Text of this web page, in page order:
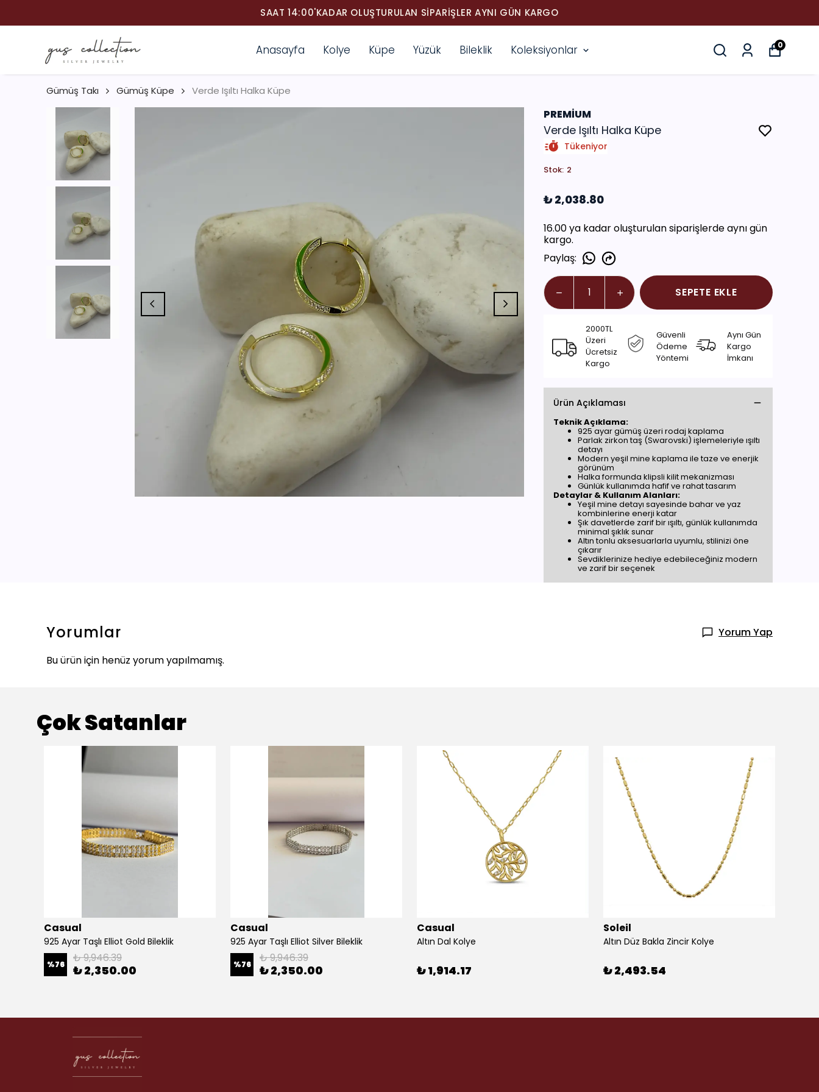
SAAT 14:00'KADAR OLUŞTURULAN SIPARIŞLER AYNI GÜN KARGO
Anasayfa Kolye Küpe Yüzük Bileklik Koleksiyonlar 0
Gümüş Takı Gümüş Küpe Verde Işıltı Halka Küpe
PREMİUM
Verde Işıltı Halka Küpe
Tükeniyor
Stok: 2
₺ 2,038.80
16.00 ya kadar oluşturulan siparişlerde aynı gün
kargo.
Paylaş:
SEPETE EKLE
2000TL
Üzeri
Ücretsiz
Kargo
Güvenli
Ödeme
Yöntemi
Aynı Gün
Kargo
İmkanı
Ürün Açıklaması
Teknik Açıklama:
925 ayar gümüş üzeri rodaj kaplama
Parlak zirkon taş (Swarovski) işlemeleriyle ışıltı
detayı
Modern yeşil mine kaplama ile taze ve enerjik
görünüm
Halka formunda klipsli kilit mekanizması
Günlük kullanımda hafif ve rahat tasarım
Detaylar & Kullanım Alanları:
Yeşil mine detayı sayesinde bahar ve yaz
kombinlerine enerji katar
Şık davetlerde zarif bir ışıltı, günlük kullanımda
minimal şıklık sunar
Altın tonlu aksesuarlarla uyumlu, stilinizi öne
çıkarır
Sevdiklerinize hediye edebileceğiniz modern
ve zarif bir seçenek
Yorumlar
Yorum Yap
Bu ürün için henüz yorum yapılmamış.
Çok Satanlar
Casual
925 Ayar Taşlı Elliot Gold Bileklik
%76 ₺ 9,946.39
₺ 2,350.00
Casual
925 Ayar Taşlı Elliot Silver Bileklik
%76 ₺ 9,946.39
₺ 2,350.00
Casual
Altın Dal Kolye
₺ 1,914.17
Soleil
Altın Düz Bakla Zincir Kolye
₺ 2,493.54